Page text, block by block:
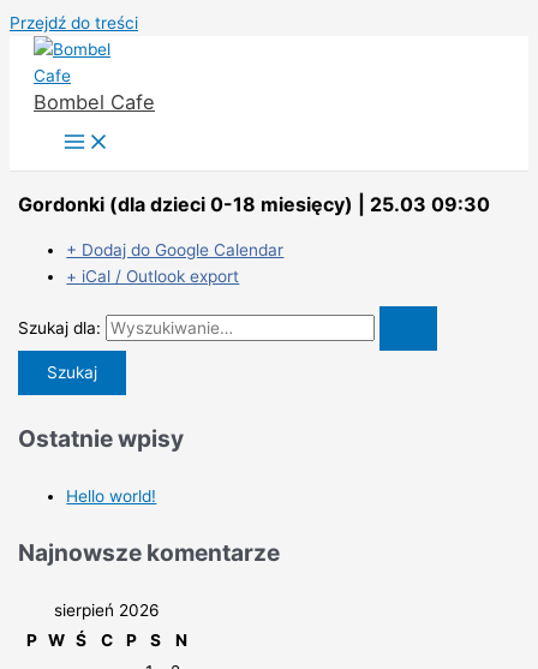
Przejdź do treści
Bombel Cafe
Gordonki (dla dzieci 0-18 miesięcy) | 25.03 09:30
+ Dodaj do Google Calendar
+ iCal / Outlook export
Szukaj dla:
Ostatnie wpisy
Hello world!
Najnowsze komentarze
sierpień 2026
P W Ś C P S
N